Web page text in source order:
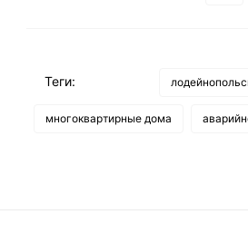
Теги:
многоквартирные дома